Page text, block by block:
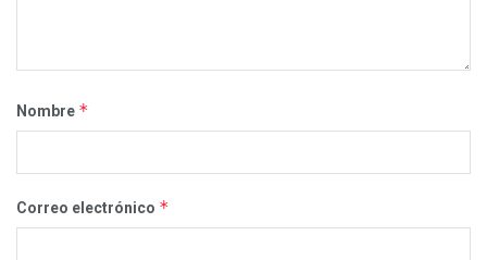
Nombre *
Correo electrónico *